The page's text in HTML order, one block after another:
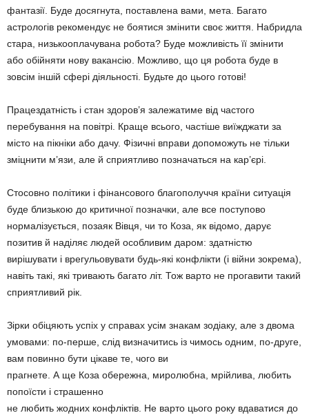
фантазії. Буде досягнута, поставлена вами, мета. Багато
астрологів рекомендує не боятися змінити своє життя. Набридла
стара, низькооплачувана робота? Буде можливість її змінити
або обійняти нову вакансію. Можливо, що ця робота буде в
зовсім іншій сфері діяльності. Будьте до цього готові!
Працездатність і стан здоров’я залежатиме від частого
перебування на повітрі. Краще всього, частіше виїжджати за
місто на пікніки або дачу. Фізичні вправи допоможуть не тільки
зміцнити м’язи, але й сприятливо позначаться на кар’єрі.
Стосовно політики і фінансового благополуччя країни ситуація
буде близькою до критичної позначки, але все поступово
нормалізується, позаяк Вівця, чи то Коза, як відомо, дарує
позитив й наділяє людей особливим даром: здатністю
вирішувати і врегульовувати будь-які конфлікти (і війни зокрема),
навіть такі, які тривають багато літ. Тож варто не прогавити такий
сприятливий рік.
Зірки обіцяють успіх у справах усім знакам зодіаку, але з двома
умовами: по-перше, слід визначитись із чимось одним, по-друге,
вам повинно бути цікаве те, чого ви
прагнете. А ще Коза обережна, миролюбна, мрійлива, любить
попоїсти і страшенно
не любить жодних конфліктів. Не варто цього року вдаватися до